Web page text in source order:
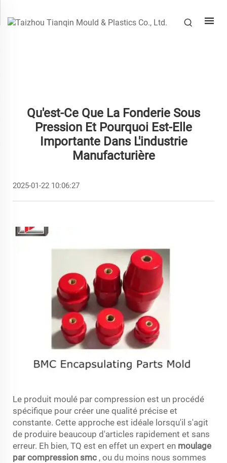
Qu'est-Ce Que La Fonderie Sous
Pression Et Pourquoi Est-Elle
Importante Dans L'industrie
Manufacturière
2025-01-22 10:06:27
Le produit moulé par compression est un procédé
spécifique pour créer une qualité précise et
constante. Cette approche est idéale lorsqu'il s'agit
de produire beaucoup d'articles rapidement et sans
erreur. Eh bien, TQ est en effet un expert en moulage
par compression smc , ou du moins nous sommes